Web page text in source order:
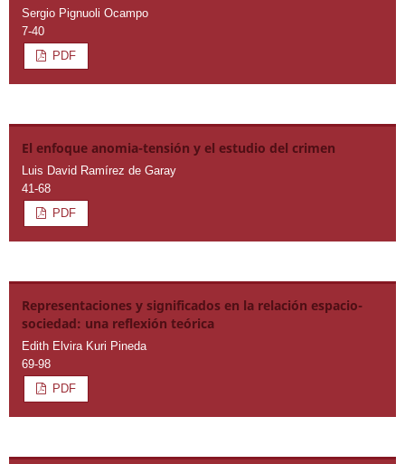
Sergio Pignuoli Ocampo
7-40
PDF
El enfoque anomia-tensión y el estudio del crimen
Luis David Ramírez de Garay
41-68
PDF
Representaciones y significados en la relación espacio-
sociedad: una reflexión teórica
Edith Elvira Kuri Pineda
69-98
PDF